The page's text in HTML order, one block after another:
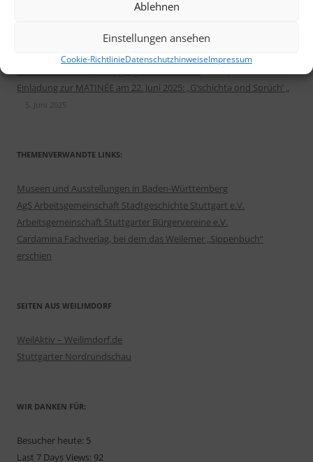
Ablehnen
Einstellungen ansehen
Cookie-RichtlinieDatenschutzhinweiseImpressum
Veranstaltungen des Heimatkreis im Herbst/Winter 2025/26
Weilimdorfer Heimatblatt Nr. 51 befasst sich mit der Wolfbusch-
2. September 2025
Einladung zur MATINÉE am 22. Juni 2025: „G’schichta ond Sprüch’ „
5. Juni 2025
THEMENVERWANDTE LINKS:
Museen und Ausstellungen in Baden-Württemberg
AgS Arbeitsgemeinschaft Stadtgeschichte Stuttgart e.V.
Arbeitsgemeinschaft Stuttgarter Bürgervereine e.V.
Cardamina Fachverlag, bei dem das Weilemer „Sippenbuch“
erschien
SEITEN AUS WEILIMDORF
WeilAktiv – Weilimdorf.de
Stuttgarter Nordrundschau
WIR DANKEN FÜR:
Besucher heute: 5
Last 7 Days Views: 92